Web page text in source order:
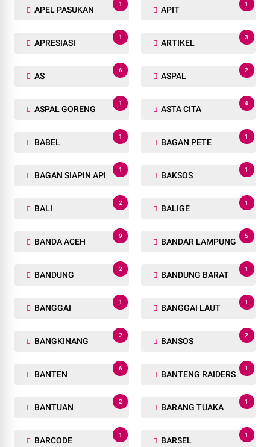
APEL PASUKAN
1
APIT
1
APRESIASI
1
ARTIKEL
3
AS
6
ASPAL
2
ASPAL GORENG
1
ASTA CITA
4
BABEL
1
BAGAN PETE
1
BAGAN SIAPIN API
1
BAKSOS
1
BALI
2
BALIGE
1
BANDA ACEH
9
BANDAR LAMPUNG
5
BANDUNG
2
BANDUNG BARAT
1
BANGGAI
1
BANGGAI LAUT
1
BANGKINANG
2
BANSOS
2
BANTEN
6
BANTENG RAIDERS
1
BANTUAN
2
BARANG TUAKA
1
BARCODE
1
BARSEL
1